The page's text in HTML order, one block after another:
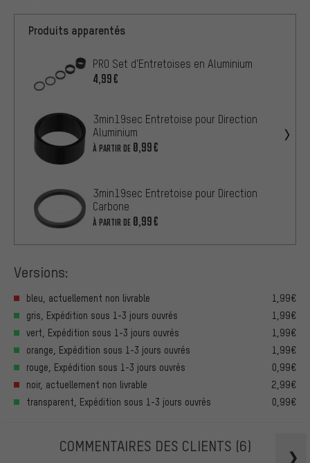
Produits apparentés
PRO Set d'Entretoises en Aluminium
4,99€
3min19sec Entretoise pour Direction
Aluminium
À PARTIR DE 0,99€
3min19sec Entretoise pour Direction
Carbone
À PARTIR DE 0,99€
Versions:
bleu, actuellement non livrable
1,99€
gris, Expédition sous 1-3 jours ouvrés
1,99€
vert, Expédition sous 1-3 jours ouvrés
1,99€
orange, Expédition sous 1-3 jours ouvrés
1,99€
rouge, Expédition sous 1-3 jours ouvrés
0,99€
noir, actuellement non livrable
2,99€
transparent, Expédition sous 1-3 jours ouvrés
0,99€
COMMENTAIRES DES CLIENTS (6)